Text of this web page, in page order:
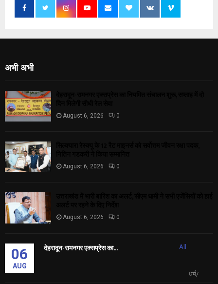
अभी अभी
August 6, 2026 0
August 6, 2026 0
August 6, 2026 0
All
धर्म/
06
AUG
देहरादून-रामनगर एक्सप्रेस का...